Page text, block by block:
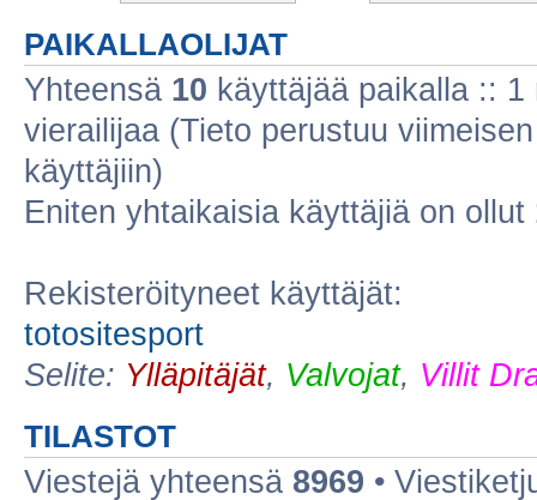
PAIKALLAOLIJAT
Yhteensä 10 käyttäjää paikalla ::
vierailijaa (Tieto perustuu
käyttäjiin)
Eniten yhtaikaisia käyttäjiä on ollut
Rekisteröityneet käyttäjät:
totositesport
Selite: Ylläpitäjät, Valvojat, Villit
TILASTOT
Viestejä yhteensä 8969 •